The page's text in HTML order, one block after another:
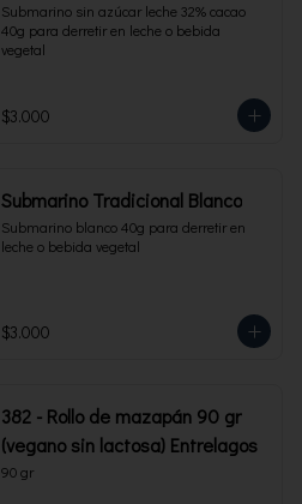
Submarino sin azúcar leche 32% cacao
40g para derretir en leche o bebida
vegetal
$3.000
Submarino Tradicional Blanco
Submarino blanco 40g para derretir en
leche o bebida vegetal
$3.000
382 - Rollo de mazapán 90 gr
(vegano sin lactosa) Entrelagos
90 gr